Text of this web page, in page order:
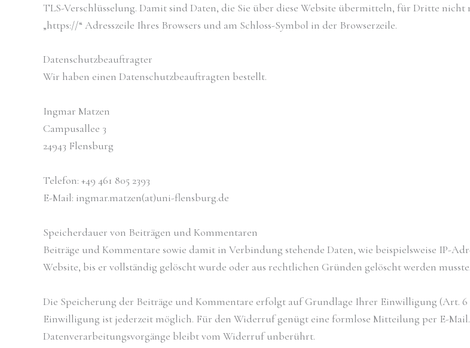
TLS-Verschlüsselung. Damit sind Daten, die Sie über diese Website übermitteln, für Dritte
„https://“ Adresszeile Ihres Browsers und am Schloss-Symbol in der Browserzeile.
Datenschutzbeauftragter
Wir haben einen Datenschutzbeauftragten bestellt.
Ingmar Matzen
Campusallee 3
24943 Flensburg
Telefon: +49 461 805 2393
E-Mail: ingmar.matzen(at)uni-flensburg.de
Speicherdauer von Beiträgen und Kommentaren
Beiträge und Kommentare sowie damit in Verbindung stehende Daten, wie beispielsweise IP-
Website, bis er vollständig gelöscht wurde oder aus rechtlichen Gründen gelöscht werden musste.
Die Speicherung der Beiträge und Kommentare erfolgt auf Grundlage Ihrer Einwilligung (Art.
Einwilligung ist jederzeit möglich. Für den Widerruf genügt eine formlose Mitteilung per E-
Datenverarbeitungsvorgänge bleibt vom Widerruf unberührt.